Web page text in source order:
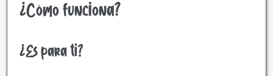
¿Cómo funciona?
¿Es para ti?